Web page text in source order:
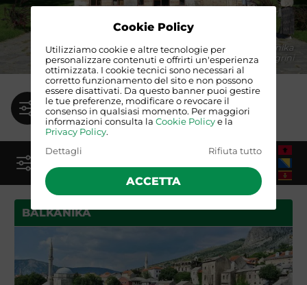
Cookie Policy
Utilizziamo cookie e altre tecnologie per
personalizzare contenuti e offrirti un'esperienza
ottimizzata. I cookie tecnici sono necessari al
corretto funzionamento del sito e non possono
essere disattivati. Da questo banner puoi gestire
le tue preferenze, modificare o revocare il
consenso in qualsiasi momento. Per maggiori
informazioni consulta la Cookie Policye la
Privacy Policy.
Dettagli
Rifiuta tutto
ACCETTA
Da un Balkanika
Foto di Mauro Magrini
TROVATO 1 VIAGGIO
Usa l'icona a sinistra per modificare la ricerca
BALKANIKA